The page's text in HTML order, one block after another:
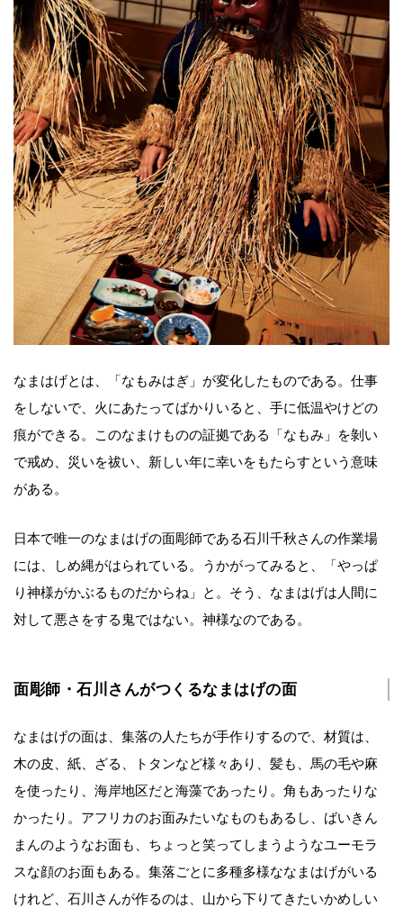
なまはげとは、「なもみはぎ」が変化したものである。仕事
をしないで、火にあたってばかりいると、手に低温やけどの
痕ができる。このなまけものの証拠である「なもみ」を剝い
で戒め、災いを祓い、新しい年に幸いをもたらすという意味
がある。
日本で唯一のなまはげの面彫師である石川千秋さんの作業場
には、しめ縄がはられている。うかがってみると、「やっぱ
り神様がかぶるものだからね」と。そう、なまはげは人間に
対して悪さをする鬼ではない。神様なのである。
面彫師・石川さんがつくるなまはげの面
なまはげの面は、集落の人たちが手作りするので、材質は、
木の皮、紙、ざる、トタンなど様々あり、髪も、馬の毛や麻
を使ったり、海岸地区だと海藻であったり。角もあったりな
かったり。アフリカのお面みたいなものもあるし、ばいきん
まんのようなお面も、ちょっと笑ってしまうようなユーモラ
スな顔のお面もある。集落ごとに多種多様ななまはげがいる
けれど、石川さんが作るのは、山から下りてきたいかめしい